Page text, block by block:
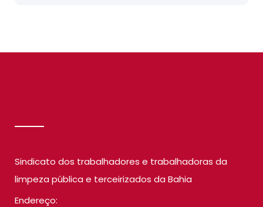
Sindicato dos trabalhadores e trabalhadoras da
limpeza pública e terceirizados da Bahia
Endereço: